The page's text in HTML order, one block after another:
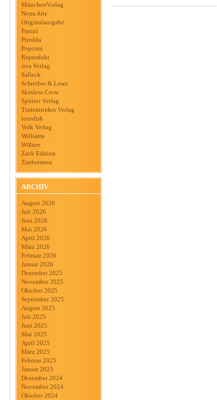
MünchenVerlag
Nona Arte
Originalausgabe
Panini
Piredda
Popcom
Reprodukt
riva Verlag
Salleck
Schreiber & Leser
Skinless Crow
Splitter Verlag
Tintentrinker Verlag
toonfish
Volk Verlag
Williams
Wißner
Zack Edition
Zauberstern
ARCHIV
August 2026
Juli 2026
Juni 2026
Mai 2026
April 2026
März 2026
Februar 2026
Januar 2026
Dezember 2025
November 2025
Oktober 2025
September 2025
August 2025
Juli 2025
Juni 2025
Mai 2025
April 2025
März 2025
Februar 2025
Januar 2025
Dezember 2024
November 2024
Oktober 2024